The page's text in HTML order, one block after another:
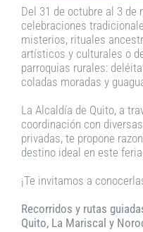
Del 31 de octubre al 3 de
celebraciones
misterios, rituales
artísticos y culturales o
parroquias rurales:
coladas moradas y
La Alcaldía de Quito, a
coordinación con
privadas, te propone
destino ideal en este
¡Te invitamos a
Recorridos y rutas
Quito, La Mariscal y